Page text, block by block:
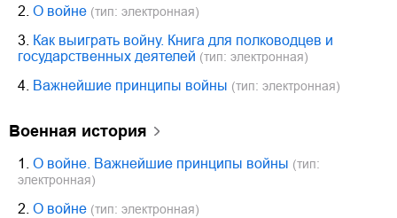
2. О войне (тип: электронная)
3. Как выиграть войну. Книга для полководцев и
государственных деятелей (тип: электронная)
4. Важнейшие принципы войны (тип: электронная)
военная история
1. О войне. Важнейшие принципы войны (тип:
электронная)
2. О войне (тип: электронная)